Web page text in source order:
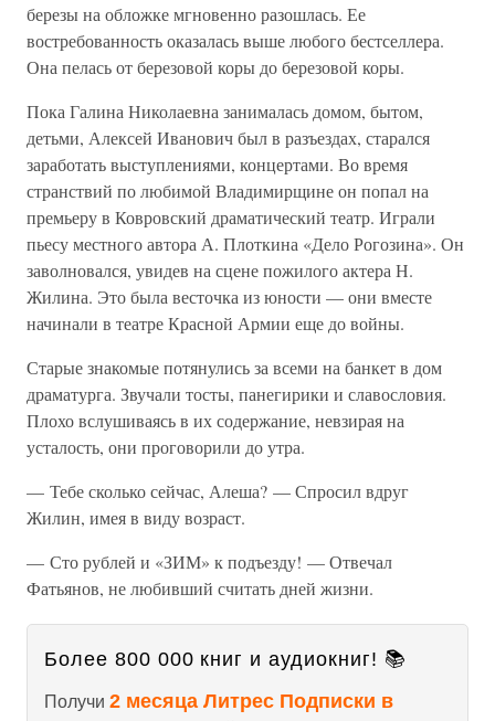
березы на обложке мгновенно разошлась. Ее
востребованность оказалась выше любого бестселлера.
Она пелась от березовой коры до березовой коры.
Пока Галина Николаевна занималась домом, бытом,
детьми, Алексей Иванович был в разъездах, старался
заработать выступлениями, концертами. Во время
странствий по любимой Владимирщине он попал на
премьеру в Ковровский драматический театр. Играли
пьесу местного автора А. Плоткина «Дело Рогозина». Он
заволновался, увидев на сцене пожилого актера Н.
Жилина. Это была весточка из юности — они вместе
начинали в театре Красной Армии еще до войны.
Старые знакомые потянулись за всеми на банкет в дом
драматурга. Звучали тосты, панегирики и славословия.
Плохо вслушиваясь в их содержание, невзирая на
усталость, они проговорили до утра.
— Тебе сколько сейчас, Алеша? — Спросил вдруг
Жилин, имея в виду возраст.
— Сто рублей и «ЗИМ» к подъезду! — Отвечал
Фатьянов, не любивший считать дней жизни.
Более 800 000 книг и аудиокниг! 📚
Получи 2 месяца Литрес Подписки в